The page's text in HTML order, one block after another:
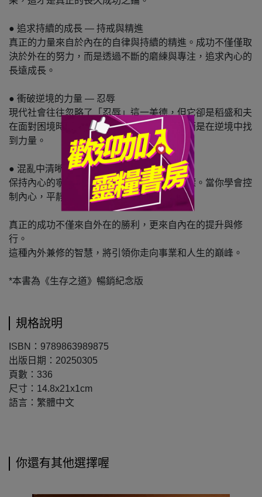
● 追求持續的成長 — 持戒與精進
真正的力量來自於內在的自律與持續的精進。成功不僅僅取
決於外在的努力，而是透過不斷的磨練與專注，追求內心的
長遠成長。
● 衝破逆境的力量 — 忍辱
現代社會往往忽略了「忍辱」這一美德，但它卻是稻盛和夫
在面對困境時的成功法寶。忍耐不是退縮，而是在逆境中找
到力量。
● 混亂中清晰前進 — 禪定
保持內心的寧靜，才能看清人生的方向與目標。當你學會控
制內心，平靜便成為你清晰行動的源泉。
真正的成功不僅來自外在的勝利，更來自內在的提升與修
行。
這種內外兼修的智慧，將引領你走向事業和人生的巔峰。
*本書為《生存之道》暢銷紀念版
規格說明
ISBN：9789863989875
出版日期：20250305
頁數：336
尺寸：14.8x21x1cm
語言：繁體中文
你還有其他選擇喔